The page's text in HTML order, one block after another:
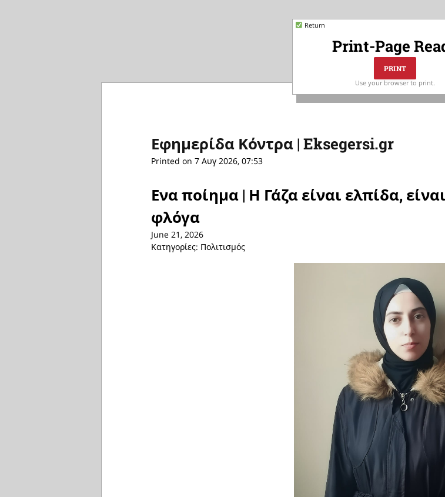
Return
Print-Page
Use your browser to print.
Εφημερίδα Κόντρα | Eksegersi.gr
Printed on 7 Αυγ 2026, 07:53
Ενα ποίημα | Η Γάζα είναι ελπίδα,
φλόγα
June 21, 2026
Κατηγορίες: Πολιτισμός